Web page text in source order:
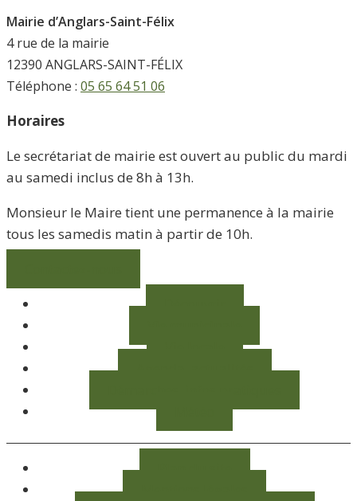
Mairie d’Anglars-Saint-Félix
4 rue de la mairie
12390 ANGLARS-SAINT-FÉLIX
Téléphone : 05 65 64 51 06
Horaires
Le secrétariat de mairie est ouvert au public du mardi
au samedi inclus de 8h à 13h.
Monsieur le Maire tient une permanence à la mairie
tous les samedis matin à partir de 10h.